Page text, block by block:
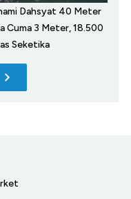
Dahsyat 40 Meter
Cuma 3 Meter, 18.500
Seketika